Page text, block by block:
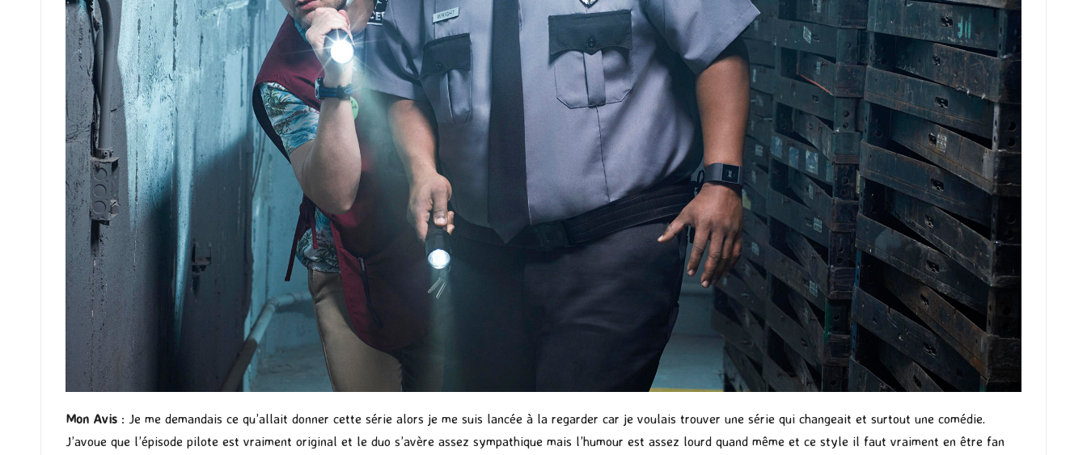
Mon Avis : Je me demandais ce qu’allait donner cette série alors je me suis lancée à la regarder car je voulais trouver une série qui changeait et surtout une comédie.
J’avoue que l’épisode pilote est vraiment original et le duo s’avère assez sympathique mais l’humour est assez lourd quand même et ce style il faut vraiment en être fan